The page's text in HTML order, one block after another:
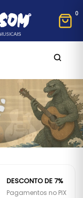
0
DESCONTO DE 7%
Pagamentos no PIX